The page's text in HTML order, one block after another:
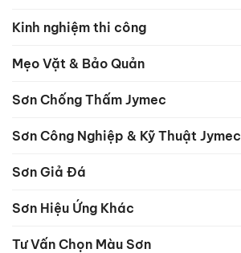
Kinh nghiệm thi công
Mẹo Vặt & Bảo Quản
Sơn Chống Thấm Jymec
Sơn Công Nghiệp & Kỹ Thuật Jymec
Sơn Giả Đá
Sơn Hiệu Ứng Khác
Tư Vấn Chọn Màu Sơn